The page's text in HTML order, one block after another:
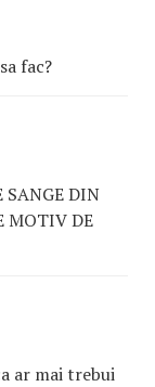
fac?
SANGE DIN
MOTIV DE
ar mai trebui